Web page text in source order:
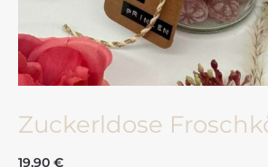
Zuckerldose
19,90 €